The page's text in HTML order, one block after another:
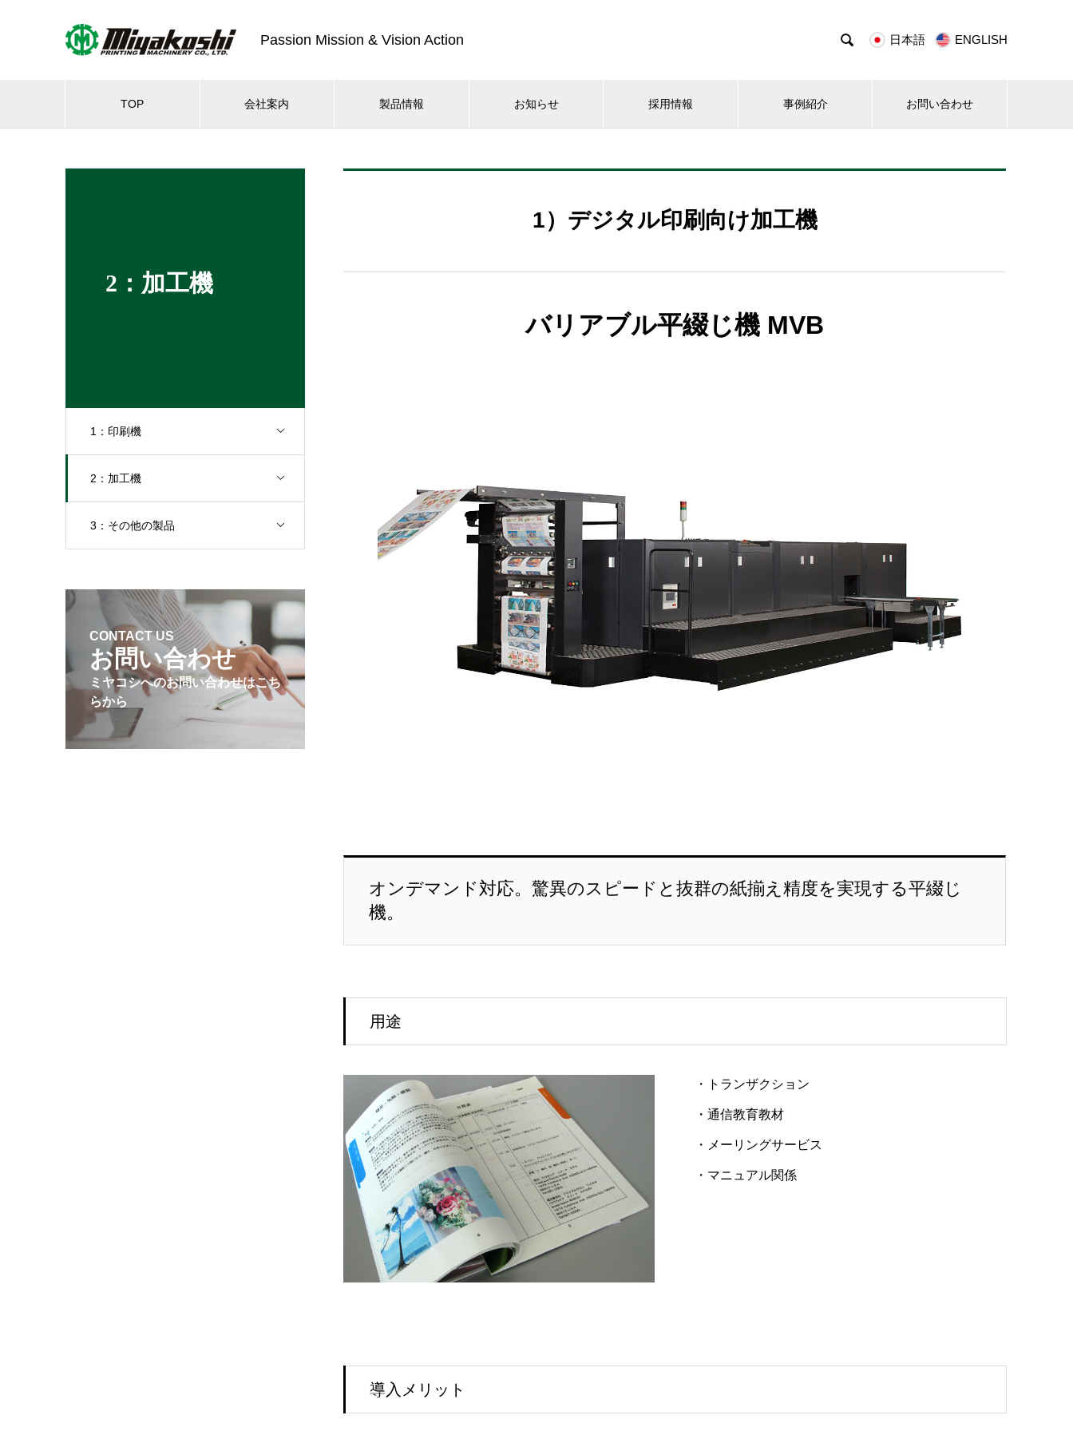
Passion Mission & Vision Action  日本語 ENGLISH
TOP 会社案内 製品情報 お知らせ 採用情報 事例紹介 お問い合わせ
2：加工機
1：印刷機
2：加工機
3：その他の製品
1）デジタル印刷向け加工機
バリアブル平綴じ機 MVB
オンデマンド対応。驚異のスピードと抜群の紙揃え精度を実現する平綴じ
機。
用途
・トランザクション
・通信教育教材
・メーリングサービス
・マニュアル関係
導入メリット
CONTACT US
お問い合わせ
ミヤコシへのお問い合わせはこち
らから